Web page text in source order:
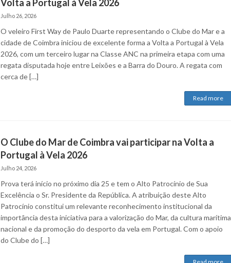
Volta a Portugal à Vela 2026
Julho 26, 2026
O veleiro First Way de Paulo Duarte representando o Clube do Mar e a
cidade de Coimbra iniciou de excelente forma a Volta a Portugal à Vela
2026, com um terceiro lugar na Classe ANC na primeira etapa com uma
regata disputada hoje entre Leixões e a Barra do Douro. A regata com
cerca de […]
Read more
O Clube do Mar de Coimbra vai participar na Volta a
Portugal à Vela 2026
Julho 24, 2026
Prova terá início no próximo dia 25 e tem o Alto Patrocínio de Sua
Excelência o Sr. Presidente da República. A atribuição deste Alto
Patrocínio constitui um relevante reconhecimento institucional da
importância desta iniciativa para a valorização do Mar, da cultura marítima
nacional e da promoção do desporto da vela em Portugal. Com o apoio
do Clube do […]